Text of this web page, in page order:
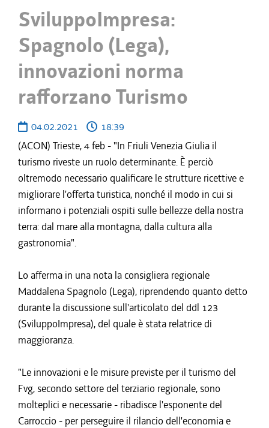
SviluppoImpresa:
Spagnolo (Lega),
innovazioni norma
rafforzano Turismo
04.02.2021
18:39
(ACON) Trieste, 4 feb - "In Friuli Venezia Giulia il
turismo riveste un ruolo determinante. È perciò
oltremodo necessario qualificare le strutture ricettive e
migliorare l'offerta turistica, nonché il modo in cui si
informano i potenziali ospiti sulle bellezze della nostra
terra: dal mare alla montagna, dalla cultura alla
gastronomia".
Lo afferma in una nota la consigliera regionale
Maddalena Spagnolo (Lega), riprendendo quanto detto
durante la discussione sull'articolato del ddl 123
(SviluppoImpresa), del quale è stata relatrice di
maggioranza.
"Le innovazioni e le misure previste per il turismo del
Fvg, secondo settore del terziario regionale, sono
molteplici e necessarie - ribadisce l'esponente del
Carroccio - per perseguire il rilancio dell'economia e